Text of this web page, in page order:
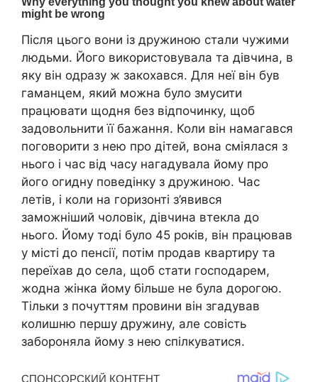
Після цього вони із дружиною стали чужими
людьми. Його використовувала та дівчина, в
яку він одразу ж закохався. Для неї він був
гаманцем, який можна було змусити
працювати щодня без відпочинку, щоб
задовольнити її бажання. Коли він намагався
поговорити з нею про дітей, вона сміялася з
нього і час від часу нагадувала йому про
його огидну поведінку з дружиною. Час
летів, і коли на горизонті з’явився
заможніший чоловік, дівчина втекла до
нього. Йому тоді було 45 років, він працював
у місті до пенсії, потім продав квартиру та
переїхав до села, щоб стати господарем,
жодна жінка йому більше не була дорогою.
Тільки з почуттям провини він згадував
колишню першу дружину, але совість
забороняла йому з нею спілкуватися.